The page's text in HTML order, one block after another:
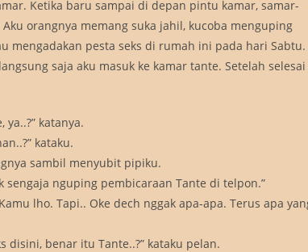
Ketika baru sampai di depan pintu kamar, samar-
orangnya memang suka jahil, kucoba menguping
mengadakan pesta seks di rumah ini pada hari Sabtu.
saja aku masuk ke kamar tante. Setelah selesai
katanya.
kataku.
sambil menyubit pipiku.
sengaja nguping pembicaraan Tante di telpon.”
lho. Tapi.. Oke dech nggak apa-apa. Terus apa
disini, benar itu Tante..?” kataku pelan.